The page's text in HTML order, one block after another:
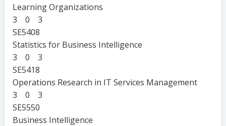
Learning Organizations
3 0 3
SE5408
Statistics for Business Intelligence
3 0 3
SE5418
Operations Research in IT Services Management
3 0 3
SE5550
Business Intelligence